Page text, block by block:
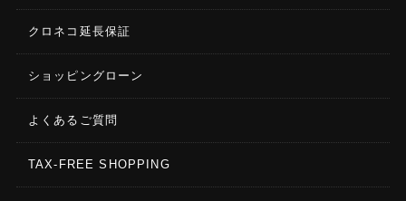
720p：4倍(120fps)、8倍(240fps) 1080p：:4倍
(120fps):6倍(200fps)
撮影機能
動画撮影モード
クロネコ延長保証
ショッピングローン
よくあるご質問
TAX-FREE SHOPPING